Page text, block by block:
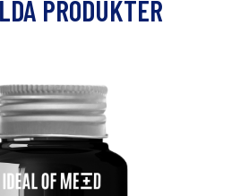
PRODUKTER